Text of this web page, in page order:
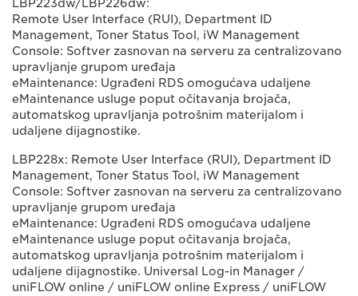
LBP223dw/LBP226dw:
Remote User Interface (RUI), Department ID
Management, Toner Status Tool, iW Management
Console: Softver zasnovan na serveru za centralizovano
upravljanje grupom uređaja
eMaintenance: Ugrađeni RDS omogućava udaljene
eMaintenance usluge poput očitavanja brojača,
automatskog upravljanja potrošnim materijalom i
udaljene dijagnostike.
LBP228x: Remote User Interface (RUI), Department ID
Management, Toner Status Tool, iW Management
Console: Softver zasnovan na serveru za centralizovano
upravljanje grupom uređaja
eMaintenance: Ugrađeni RDS omogućava udaljene
eMaintenance usluge poput očitavanja brojača,
automatskog upravljanja potrošnim materijalom i
udaljene dijagnostike. Universal Log-in Manager /
uniFLOW online / uniFLOW online Express / uniFLOW